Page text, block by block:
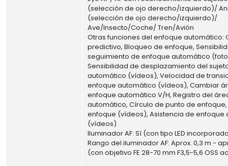
(selección de ojo derecho/izquierdo)/
(selección de ojo derecho/izquierdo)/
Ave/Insecto/Coche/ Tren/Avión
Otras funciones del enfoque automático:
predictivo, Bloqueo de enfoque,
seguimiento de enfoque automático
Sensibilidad de desplazamiento del
automático (vídeos), Velocidad de
enfoque automático (vídeos), Cambiar
enfoque automático V/H, Registro del
automático, Círculo de punto de
enfoque (vídeos), Asistencia de enfoque
(vídeos)
Iluminador AF: Sí (con tipo LED
Rango del iluminador AF: Aprox. 0,3 m -
(con objetivo FE 28-70 mm F3,5-5,6 OSS